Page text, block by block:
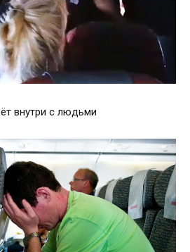
внутри с людьми